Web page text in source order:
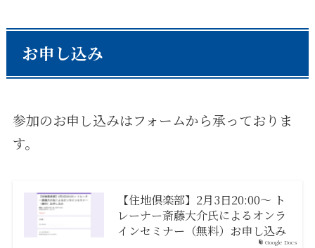
お申し込み
参加のお申し込みはフォームから承っておりま
す。
Google Docs
【住地倶楽部】2月3日20:00～ ト
レーナー斎藤大介氏によるオンラ
インセミナー（無料）お申し込み